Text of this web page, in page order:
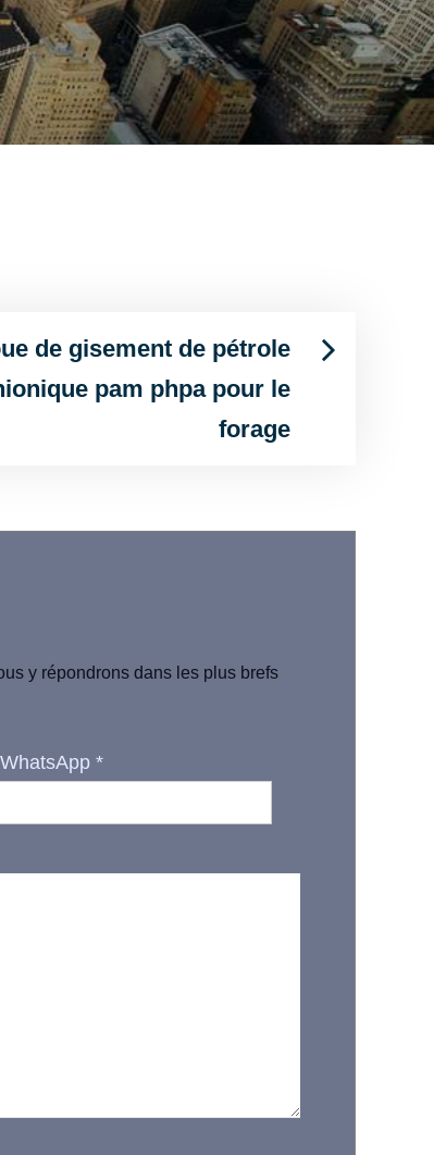
de gisement de pétrole
pam phpa pour le
forage
y répondrons dans les plus brefs
*